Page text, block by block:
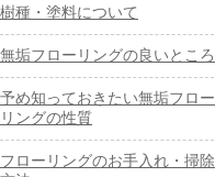
樹種・塗料について
無垢フローリングの良いところ
予め知っておきたい無垢フロー
リングの性質
フローリングのお手入れ・掃除